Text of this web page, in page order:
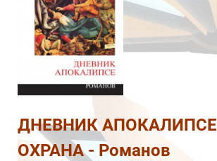
ДНЕВНИК АПОКАЛИПСЕ
ОХРАНА - Романов